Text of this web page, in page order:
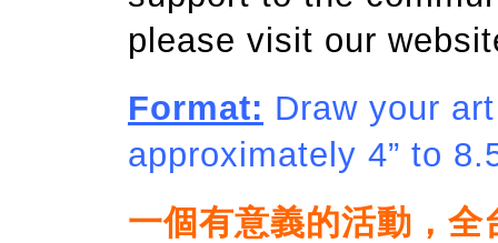
please visit our
Format: Draw your
approximately 4” to
一個有意義的活動，